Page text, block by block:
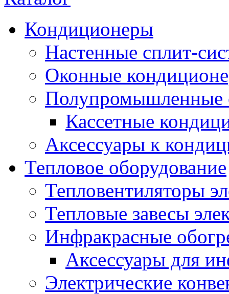
Кондиционеры
Настенные сплит-
Оконные
Полупромышленные
Кассетные
Аксессуары к
Тепловое оборудование
Тепловентиляторы
Тепловые завесы
Инфракрасные
Аксессуары для
Электрические